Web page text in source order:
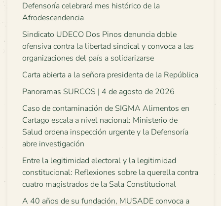
Defensoría celebrará mes histórico de la
Afrodescendencia
Sindicato UDECO Dos Pinos denuncia doble
ofensiva contra la libertad sindical y convoca a las
organizaciones del país a solidarizarse
Carta abierta a la señora presidenta de la República
Panoramas SURCOS | 4 de agosto de 2026
Caso de contaminación de SIGMA Alimentos en
Cartago escala a nivel nacional: Ministerio de
Salud ordena inspección urgente y la Defensoría
abre investigación
Entre la legitimidad electoral y la legitimidad
constitucional: Reflexiones sobre la querella contra
cuatro magistrados de la Sala Constitucional
A 40 años de su fundación, MUSADE convoca a